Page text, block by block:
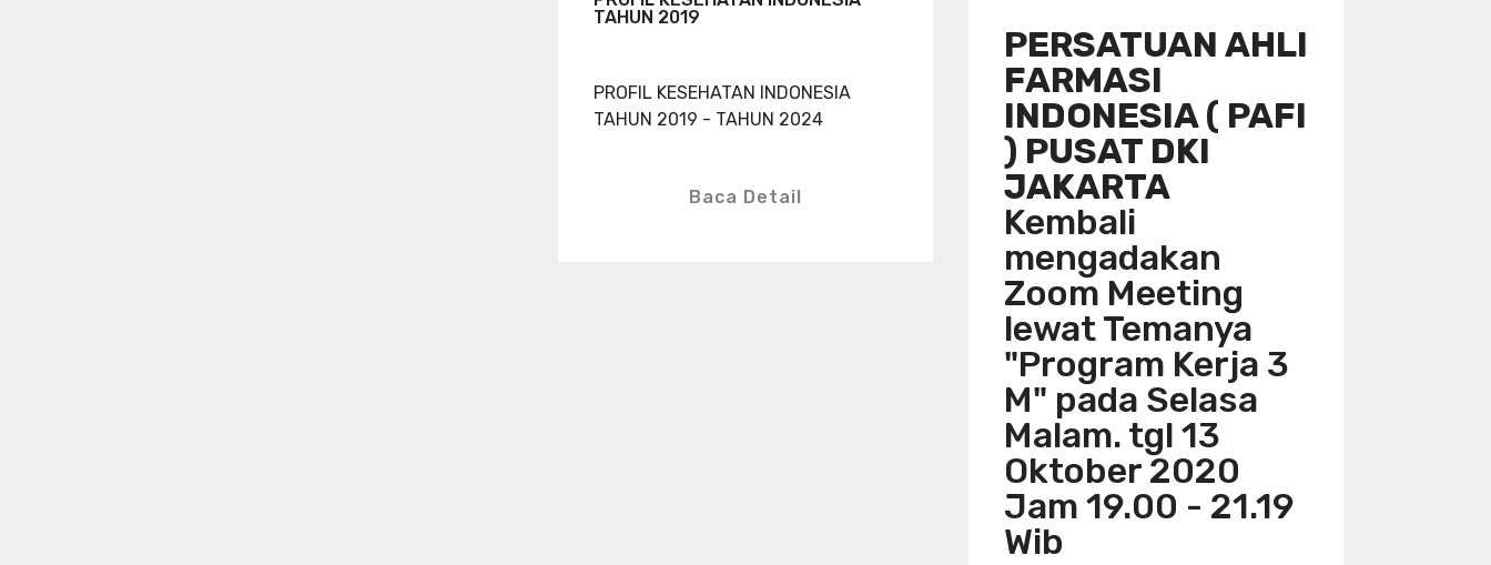
TAHUN 2019
PROFIL KESEHATAN INDONESIA
TAHUN 2019 - TAHUN 2024
Baca Detail
PERSATUAN AHLI
FARMASI
INDONESIA ( PAFI
) PUSAT DKI
JAKARTA
Kembali
mengadakan
Zoom Meeting
lewat Temanya
"Program Kerja 3
M" pada Selasa
Malam. tgl 13
Oktober 2020
Jam 19.00 - 21.19
Wib